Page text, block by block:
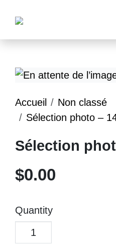
Accueil
Non classé
Sélection photo –
Sélection
$0.00
Quantity